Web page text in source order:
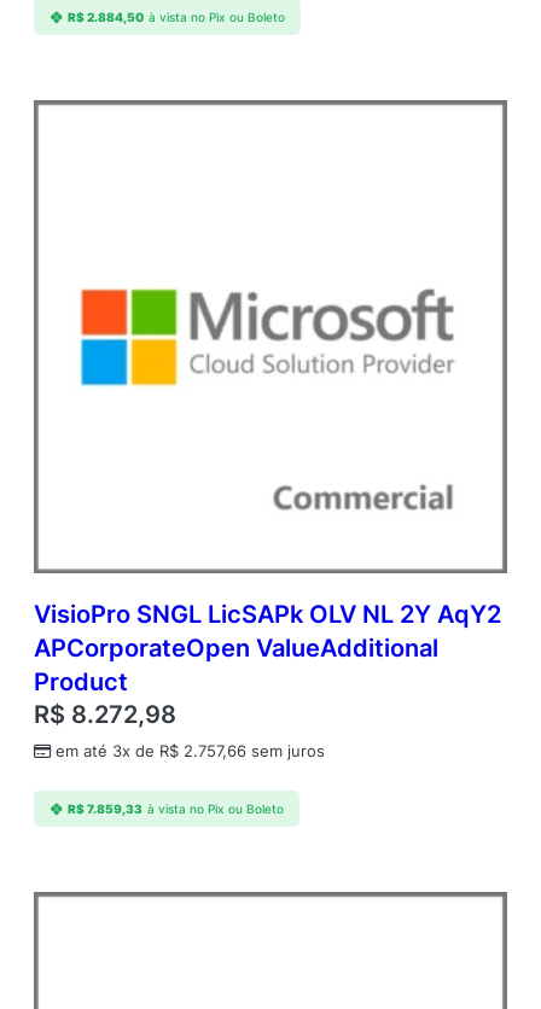
R$2.884,50 à vista no Pix ou Boleto
VisioPro SNGL LicSAPk OLV NL 2Y AqY2
APCorporateOpen ValueAdditional
Product
R$ 8.272,98
em até 3x de R$ 2.757,66 sem juros
R$7.859,33 à vista no Pix ou Boleto